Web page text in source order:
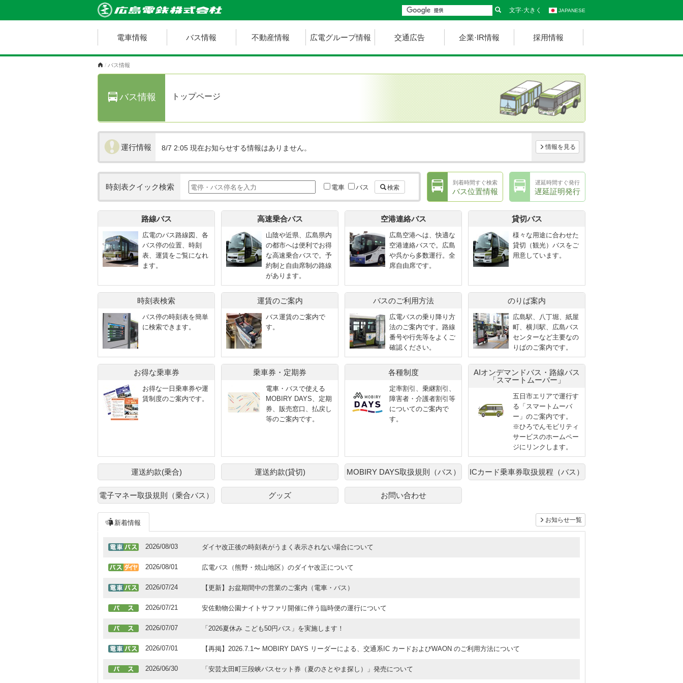
文字·大きく JAPANESE
電車情報 バス情報 不動産情報 広電グループ情報 交通広告 企業·IR情報 採用情報
バス情報
バス情報 トップページ
運行情報 8/7 2:05 現在お知らせする情報はありません。 情報を見る
時刻表クイック検索 電車 バス 検索
到着時間すぐ検索
バス位置情報
遅延時間すぐ発行
遅延証明発行
路線バス
広電のバス路線図、各
バス停の位置、時刻
表、運賃をご覧になれ
ます。
高速乗合バス
山陰や近県、広島県内
の都市へは便利でお得
な高速乗合バスで。予
約制と自由席制の路線
があります。
空港連絡バス
広島空港へは、快適な
空港連絡バスで。広島
や呉から多数運行。全
席自由席です。
貸切バス
様々な用途に合わせた
貸切（観光）バスをご
用意しています。
時刻表検索
バス停の時刻表を簡単
に検索できます。
運賃のご案内
バス運賃のご案内で
す。
バスのご利用方法
広電バスの乗り降り方
法のご案内です。路線
番号や行先等をよくご
確認ください。
のりば案内
広島駅、八丁堀、紙屋
町、横川駅、広島バス
センターなど主要なの
りばのご案内です。
お得な乗車券
お得な一日乗車券や運
賃制度のご案内です。
乗車券・定期券
電車・バスで使える
MOBIRY DAYS、定期
券、販売窓口、払戻し
等のご案内です。
各種制度
定率割引、乗継割引、
障害者・介護者割引等
についてのご案内で
す。
AIオンデマンドバス・路線バス
「スマートムーバー」
五日市エリアで運行す
る「スマートムーバ
ー」のご案内です。
※ひろでんモビリティ
サービスのホームペー
ジにリンクします。
運送約款(乗合) 運送約款(貸切) MOBIRY DAYS取扱規則（バス） ICカード乗車券取扱規程（バス）
電子マネー取扱規則（乗合バス） グッズ お問い合わせ
新着情報
2026/08/03 ダイヤ改正後の時刻表がうまく表示されない場合について
2026/08/01 広電バス（熊野・焼山地区）のダイヤ改正について
2026/07/24 【更新】お盆期間中の営業のご案内（電車・バス）
2026/07/21 安佐動物公園ナイトサファリ開催に伴う臨時便の運行について
2026/07/07 「2026夏休み こども50円バス」を実施します！
2026/07/01 【再掲】2026.7.1〜 MOBIRY DAYS リーダーによる、交通系IC カードおよびWAON のご利用方法について
2026/06/30 「安芸太田町三段峡バスセット券（夏のさとやま探し）」発売について
お知らせ一覧